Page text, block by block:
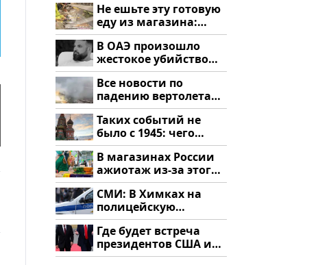
Не ешьте эту готовую
еду из магазина:
список
В ОАЭ произошло
жестокое убийство
криптомиллионера
Все новости по
падению вертолета
на Кавказе: читать
здесь
Таких событий не
было с 1945: чего
ждать всем нам?
В магазинах России
ажиотаж из-за этого
продукта: что купить?
СМИ: В Химках на
полицейскую
машину напали и
подожгли.
Где будет встреча
президентов США и
России: Европа?